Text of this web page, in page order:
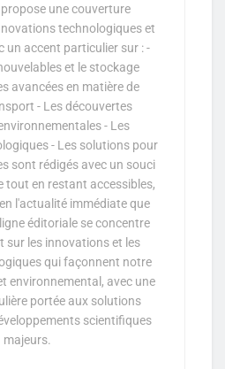
une couverture
technologiques et
un accent particulier sur : -
et le stockage
avancées en matière de
- Les découvertes
- Les
- Les solutions pour
sont rédigés avec un souci
tout en restant accessibles,
l'actualité immédiate que
éditoriale se concentre
sur les innovations et les
qui façonnent notre
environnemental, avec une
portée aux solutions
scientifiques
majeurs.